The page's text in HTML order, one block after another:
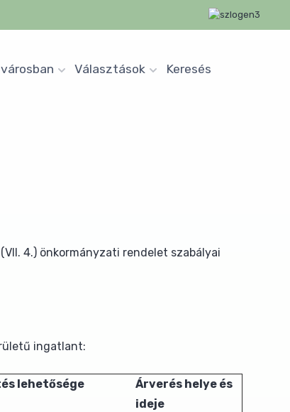
Választások Keresés
4.) önkormányzati rendelet szabályai
ingatlant:
lehetősége
Árverés helye és
ideje